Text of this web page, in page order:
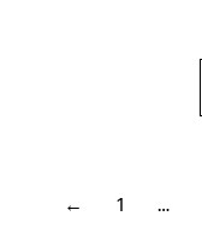
← 1 …